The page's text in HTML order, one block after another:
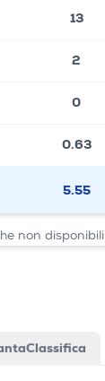
13
2
0
0.63
5.55
non disponibili